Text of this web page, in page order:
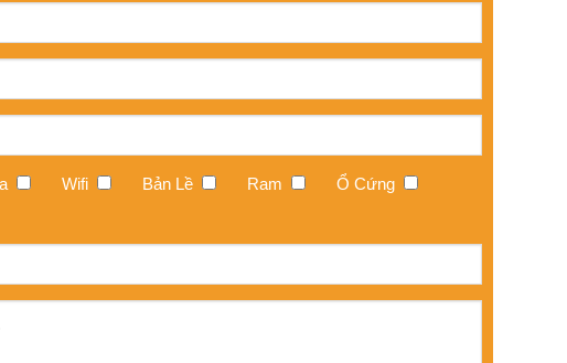
Wifi Bản Lề Ram
Ổ Cứng